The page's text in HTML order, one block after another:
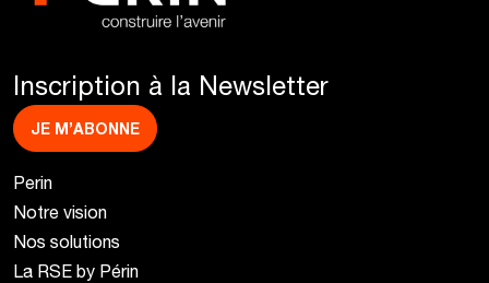
Inscription à la Newsletter
JE M’ABONNE
Perin
Notre vision
Nos solutions
La RSE by Périn